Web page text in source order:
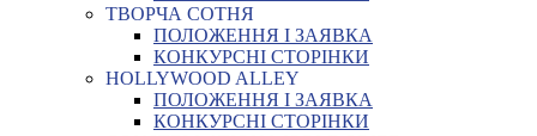
ТВОРЧА СОТНЯ
ПОЛОЖЕННЯ І ЗАЯВКА
КОНКУРСНІ СТОРІНКИ
HOLLYWOOD ALLEY
ПОЛОЖЕННЯ І ЗАЯВКА
КОНКУРСНІ СТОРІНКИ